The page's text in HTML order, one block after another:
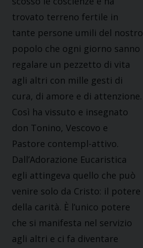
trovato terreno fertile in
tante persone umili del nostro
popolo che ogni giorno sanno
regalare un pezzetto di vita
agli altri con mille gesti di
cura, di amore e di attenzione.
Così ha vissuto e insegnato
don Tonino, Vescovo e
Pastore contempl-attivo.
Dall’Adorazione Eucaristica
egli attingeva quello che può
venire solo da Cristo: il potere
della carità. È l’unico potere
che si manifesta nel servizio
agli altri e ci fa diventare